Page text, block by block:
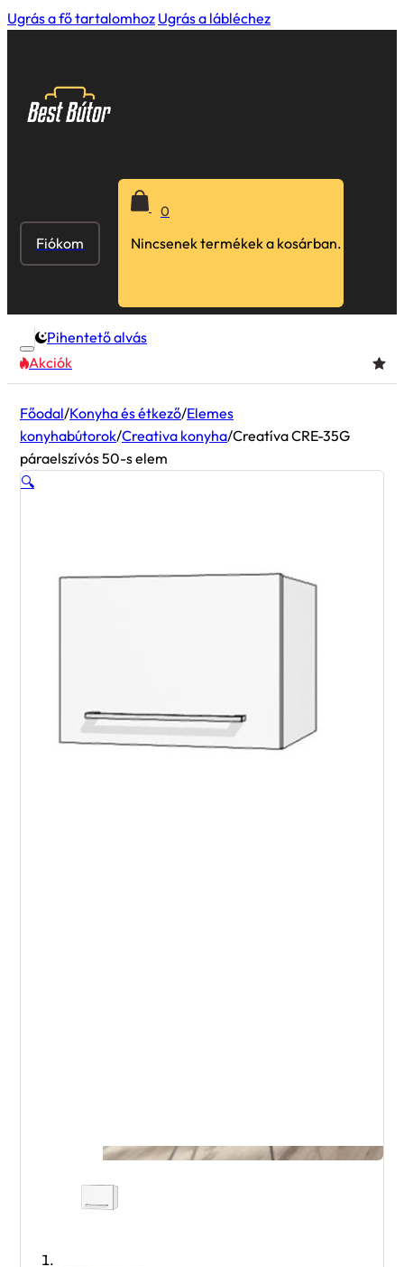
Ugrás a fő tartalomhoz Ugrás a lábléchez
Fiókom
0
Nincsenek termékek a kosárban.
Pihentető alvás
Akciók
Főodal/Konyha és étkező/Elemes
konyhabútorok/Creativa konyha/Creatíva CRE-35G
páraelszívós 50-s elem
🔍